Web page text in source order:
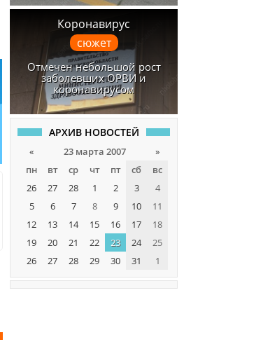
Коронавирус
сюжет
Отмечен небольшой рост
заболевших ОРВИ и
коронавирусом
АРХИВ НОВОСТЕЙ
« 23 марта 2007
»
пн
вт ср чт пт сб
вс
26
27 28 1 2 3
4
5
6 7 8 9 10
11
12
13 14 15 16 17
18
19
20 21 22 23 24
25
26
27 28 29 30 31 1